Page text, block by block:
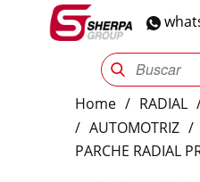
Sherpa Group
Home / RADIAL
/ AUTOMOTRIZ /
PARCHE RADIAL